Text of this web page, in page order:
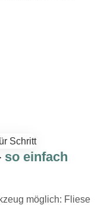
so einfach
möglich: Fliese